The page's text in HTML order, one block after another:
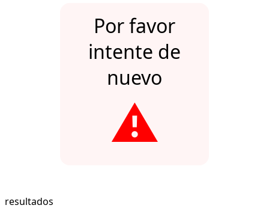
Por favor
intente de
nuevo
⚠️
resultados